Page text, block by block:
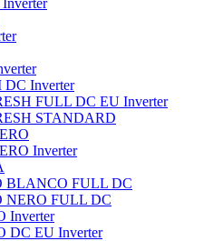
Inverter
FULL DC EU Inverter
STANDARD
Inverter
BLANCO FULL DC
NERO FULL DC
Inverter
DC EU Inverter